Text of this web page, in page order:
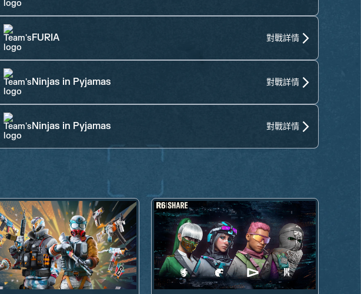
FURIA 對戰詳情
Ninjas in Pyjamas 對戰詳情
Ninjas in Pyjamas 對戰詳情